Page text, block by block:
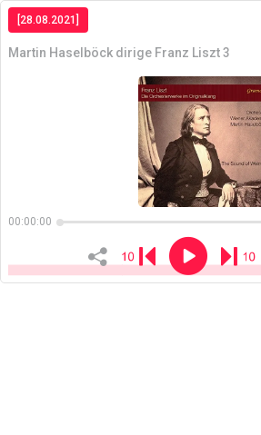
[28.08.2021]
Martin Haselböck dirige Franz Liszt 3
00:00:00